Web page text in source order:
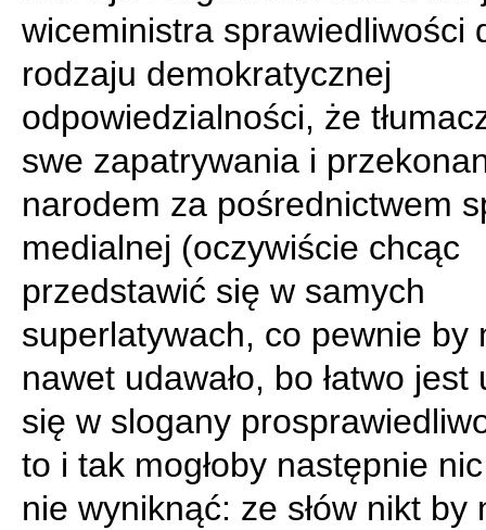
wiceministra sprawiedliwości
rodzaju demokratycznej
odpowiedzialności, że
swe zapatrywania i
narodem za pośrednictwem
medialnej (oczywiście chcąc
przedstawić się w samych
superlatywach, co pewnie by
nawet udawało, bo łatwo jest
się w slogany
to i tak mogłoby następnie
nie wyniknąć: ze słów nikt by